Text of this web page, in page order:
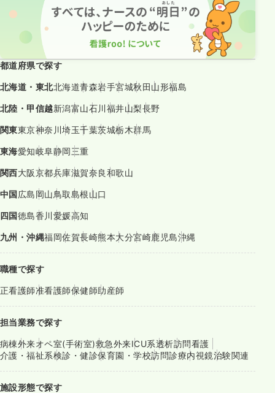
都道府県で探す
北海道・東北北海道青森岩手宮城秋田山形福島
北陸・甲信越新潟富山石川福井山梨長野
関東東京神奈川埼玉千葉茨城栃木群馬
東海愛知岐阜静岡三重
関西大阪京都兵庫滋賀奈良和歌山
中国広島岡山鳥取島根山口
四国徳島香川愛媛高知
九州・沖縄福岡佐賀長崎熊本大分宮崎鹿児島沖縄
職種で探す
正看護師准看護師保健師助産師
担当業務で探す
病棟外来オペ室(手術室)救急外来ICU系透析訪問看護
介護・福祉系検診・健診保育園・学校訪問診療内視鏡治験関連
施設形態で探す